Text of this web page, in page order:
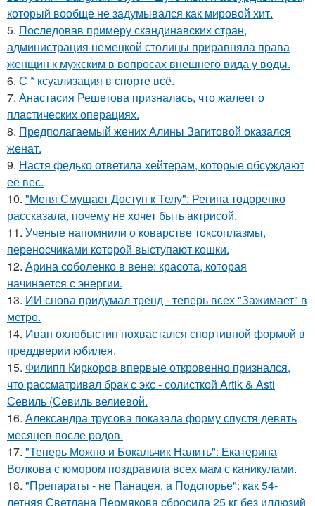
который вообще не задумывался как мировой хит.
5. Последовав примеру скандинавских стран,
администрация немецкой столицы приравняла права
женщин к мужским в вопросах внешнего вида у воды.
6. С * ксуализация в спорте всё.
7. Анастасия Решетова призналась, что жалеет о
пластических операциях.
8. Предполагаемый жених Алины Загитовой оказался
женат.
9. Настя федько ответила хейтерам, которые обсуждают
её вес.
10. "Меня Смущает Доступ к Телу": Регина тодоренко
рассказала, почему не хочет быть актрисой.
11. Ученые напомнили о коварстве токсоплазмы,
переносчиками которой выступают кошки.
12. Арина соболенко в вене: красота, которая
начинается с энергии.
13. ИИ снова придумал тренд - теперь всех "Зажимает" в
метро.
14. Иван охлобыстин похвастался спортивной формой в
преддверии юбилея.
15. Филипп Киркоров впервые откровенно признался,
что рассматривал брак с экс - солисткой Artik & Asti
Севиль (Севиль велиевой.
16. Александра трусова показала форму спустя девять
месяцев после родов.
17. "Теперь Можно и Бокальчик Налить": Екатерина
Волкова с юмором поздравила всех мам с каникулами.
18. "Препараты - не Панацея, а Подспорье": как 54-
летняя Светлана Пермякова сбросила 25 кг без иллюзий